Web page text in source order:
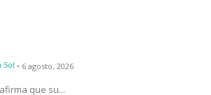
Sol - 6 agosto, 2026
que su...